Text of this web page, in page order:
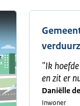
"Ik
en zit er
Daniëlle
Inwoner